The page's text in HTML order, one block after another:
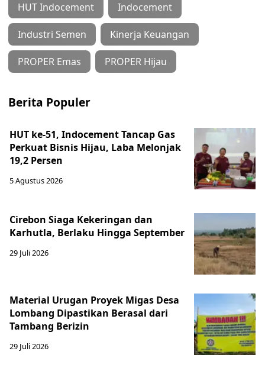
HUT Indocement Indocement
Industri Semen Kinerja Keuangan
PROPER Emas PROPER Hijau
Berita Populer
HUT ke-51, Indocement Tancap Gas
Perkuat Bisnis Hijau, Laba Melonjak
19,2 Persen
5 Agustus 2026
Cirebon Siaga Kekeringan dan
Karhutla, Berlaku Hingga September
29 Juli 2026
Material Urugan Proyek Migas Desa
Lombang Dipastikan Berasal dari
Tambang Berizin
29 Juli 2026